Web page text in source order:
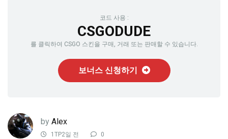
코드 사용 :
CSGODUDE
를 클릭하여 CSGO 스킨을 구매, 거래 또는 판매할 수 있습니다.
보너스 신청하기
by Alex
1TP2일 전 0